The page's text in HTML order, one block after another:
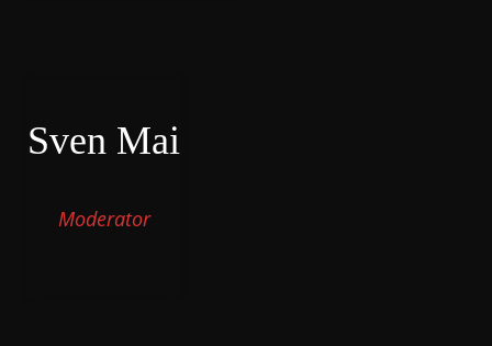
Sven Mai
Moderator